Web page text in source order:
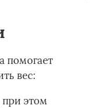
помогает
вес:
этом